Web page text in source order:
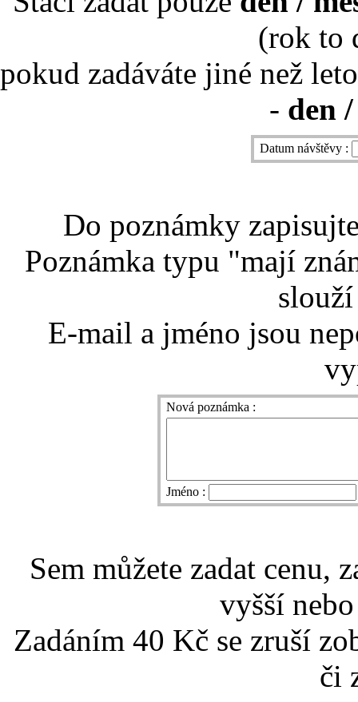
(rok to
pokud zadáváte jiné než
- den
Datum návštěvy :
Do poznámky
Poznámka typu "mají
E-mail a jméno jsou
Nová poznámka :
Jméno :
Sem můžete zadat cenu,
vyšší
Zadáním 40 Kč se zruší
či